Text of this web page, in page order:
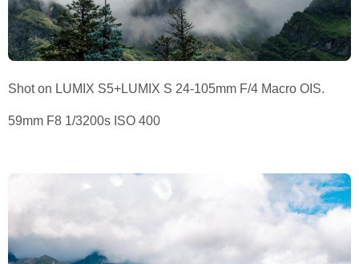
Shot on LUMIX S5+LUMIX S 24-105mm F/4 Macro OIS.
59mm F8 1/3200s ISO 400